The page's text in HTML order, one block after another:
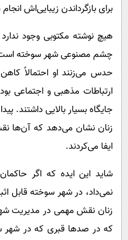
برای بازگرداندن زیبایی‌اش
هیچ نوشته مکتوبی وجود
چشم مصنوعی شهر سوخته
حدس می‌زنند او احتمالاً
ارتباطات مذهبی و اجتماعی
جایگاه بسیار بالایی داشتند.
زنان نشان می‌دهد که آن‌ها
ایفا می‌کردند.
شاید این ایده که اگر
نمی‌داد، در شهر سوخته قابل
زنان نقش مهمی در مدیریت
که در صدها قبری که در شهر